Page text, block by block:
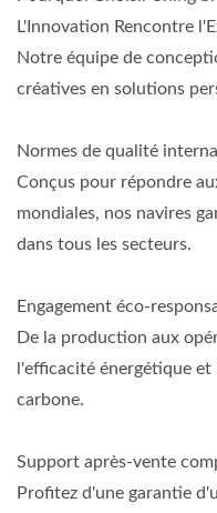
L'Innovation Rencontre
Notre équipe de
créatives en solutions
Normes de qualité
Conçus pour répondre
mondiales, nos navires
dans tous les secteurs.
Engagement éco-
De la production aux
l'efficacité énergétique
carbone.
Support après-vente
Profitez d'une garantie